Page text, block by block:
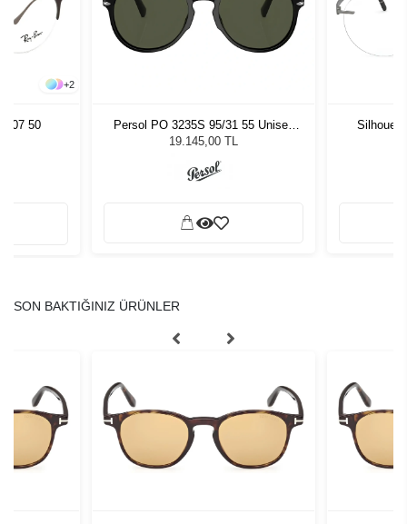
+2
50
Persol PO 3235S 95/31 55 Unisex
Güneş Gözlüğü
19.145,00 TL
SON BAKTIĞINIZ ÜRÜNLER